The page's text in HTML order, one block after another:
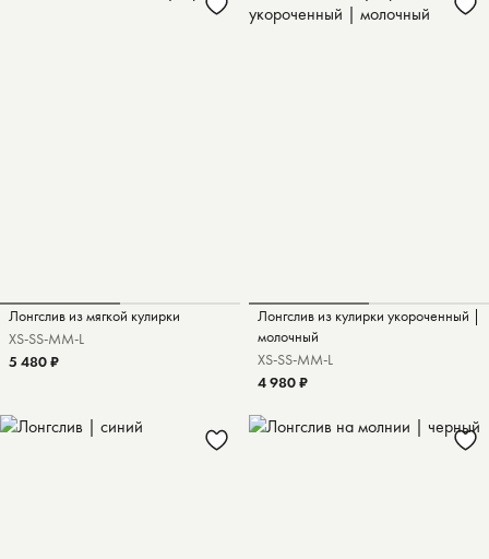
Лонгслив из мягкой кулирки
XS-SS-MM-L
5 480 ₽
Лонгслив из кулирки укороченный |
молочный
XS-SS-MM-L
4 980 ₽